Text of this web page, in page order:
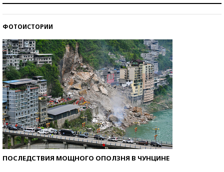
ФОТОИСТОРИИ
ПОСЛЕДСТВИЯ МОЩНОГО ОПОЛЗНЯ В ЧУНЦИНЕ